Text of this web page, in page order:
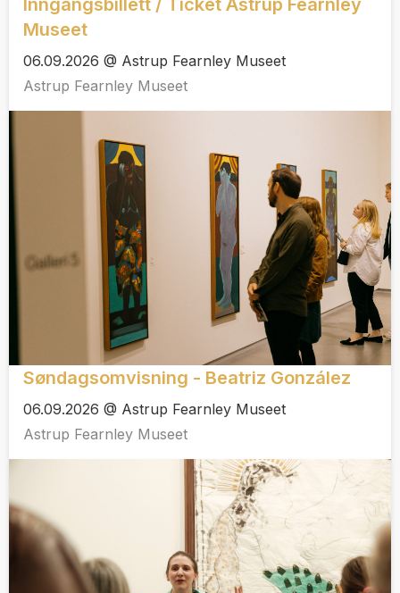
Inngangsbillett / Ticket Astrup Fearnley
Museet
06.09.2026 @ Astrup Fearnley Museet
Astrup Fearnley Museet
Søndagsomvisning - Beatriz González
06.09.2026 @ Astrup Fearnley Museet
Astrup Fearnley Museet